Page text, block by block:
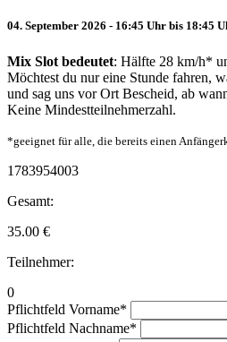
04. September 2026 - 16:45 Uhr bis 18:45
Mix Slot bedeutet: Hälfte 28 km/h*
Möchtest du nur eine Stunde fahren,
und sag uns vor Ort Bescheid, ab
Keine Mindestteilnehmerzahl.
*geeignet für alle, die bereits einen
1783954003
Gesamt:
35.00 €
Teilnehmer:
0
Pflichtfeld Vorname*
Pflichtfeld Nachname*